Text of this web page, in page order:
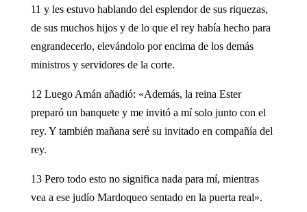
11 y les estuvo hablando del esplendor de sus riquezas,
de sus muchos hijos y de lo que el rey había hecho para
engrandecerlo, elevándolo por encima de los demás
ministros y servidores de la corte.
12 Luego Amán añadió: «Además, la reina Ester
preparó un banquete y me invitó a mí solo junto con el
rey. Y también mañana seré su invitado en compañía del
rey.
13 Pero todo esto no significa nada para mí, mientras
vea a ese judío Mardoqueo sentado en la puerta real».